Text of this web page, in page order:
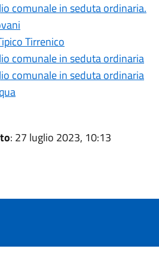
comunale in seduta ordinaria.
Tirrenico
comunale in seduta ordinaria
comunale in seduta ordinaria
: 27 luglio 2023, 10:13